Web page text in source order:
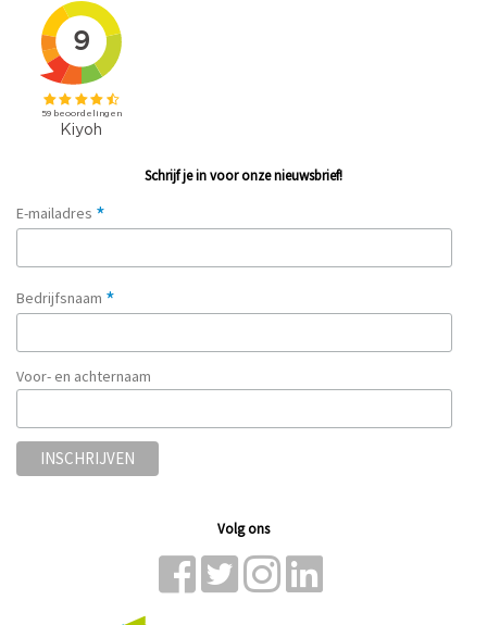
Schrijf je in voor onze nieuwsbrief!
E-mailadres *
Bedrijfsnaam *
Voor- en achternaam
Volg ons